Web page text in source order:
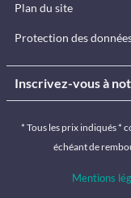
Plan du site
Protection des
Inscrivez-vous à
* Tous les prix indiqués *
échéant de
Mentions